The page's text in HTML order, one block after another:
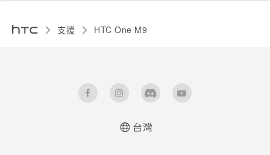
支援 HTC One M9‎
台灣